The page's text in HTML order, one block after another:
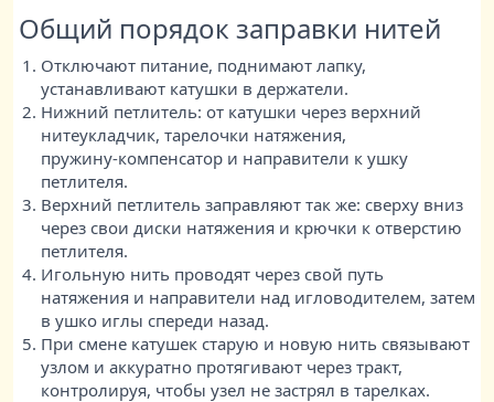
Общий порядок заправки нитей
Отключают питание, поднимают лапку,
устанавливают катушки в держатели.
Нижний петлитель: от катушки через верхний
нитеукладчик, тарелочки натяжения,
пружину‑компенсатор и направители к ушку
петлителя.
Верхний петлитель заправляют так же: сверху вниз
через свои диски натяжения и крючки к отверстию
петлителя.
Игольную нить проводят через свой путь
натяжения и направители над игловодителем, затем
в ушко иглы спереди назад.
При смене катушек старую и новую нить связывают
узлом и аккуратно протягивают через тракт,
контролируя, чтобы узел не застрял в тарелках.